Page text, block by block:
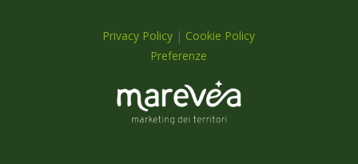
Privacy Policy | Cookie Policy
Preferenze